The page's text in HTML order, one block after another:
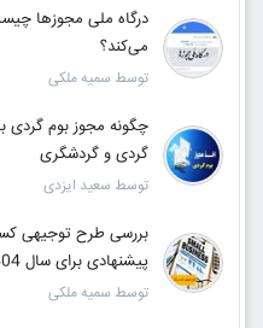
درگاه ملی مجوزها
می‌کند؟
توسط سمیه ملکی
چگونه مجوز بوم گردی
گردی و گردشگری
توسط سعید ایزدی
بررسی طرح توجیهی
پیشنهادی برای سال 1404
توسط سمیه ملکی